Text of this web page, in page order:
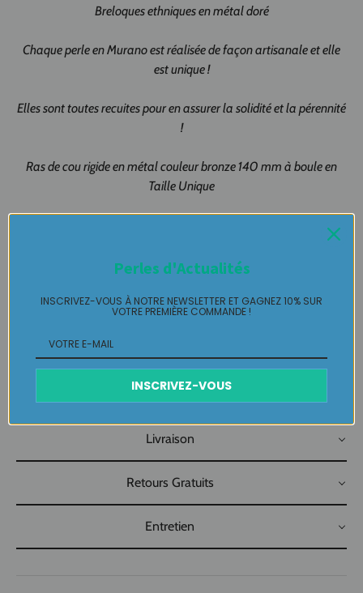
Breloques ethniques en métal doré
Chaque perle en Murano est réalisée de façon artisanale et elle
est unique !
Elles sont toutes recuites pour en assurer la solidité et la pérennité
!
Ras de cou rigide en métal couleur bronze 140 mm à boule en
Taille Unique
Création artisanale 100% fait-main
vu, jamais porté que par celle qui l'adopte et s'en pare ….
Plaisir de Créer, Désir de Plaire !
Livraison
Retours Gratuits
Entretien
Perles d'Actualités
INSCRIVEZ-VOUS À NOTRE NEWSLETTER ET GAGNEZ 10% SUR
VOTRE PREMIÈRE COMMANDE !
INSCRIVEZ-VOUS